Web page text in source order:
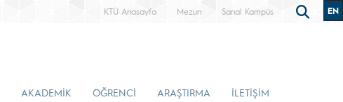
KTÜ Anasayfa Mezun Sanal Kampüs EN
AKADEMİK ÖĞRENCİ ARAŞTIRMA İLETİŞİM